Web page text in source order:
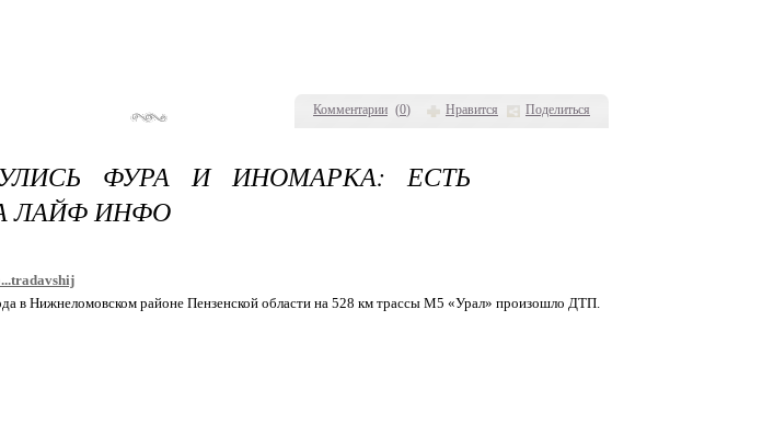
Комментарии (0) Нравится Поделиться
ФУРА И ИНОМАРКА: ЕСТЬ
ЛАЙФ ИНФО
в Нижнеломовском районе Пензенской области на 528 км трассы М5 «Урал» произошло ДТП.